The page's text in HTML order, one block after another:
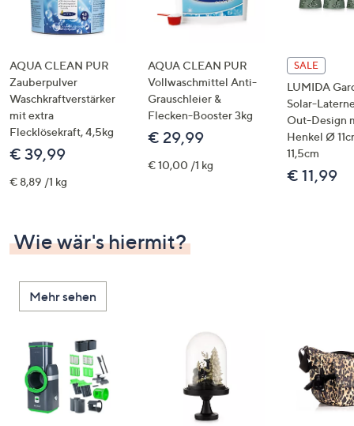
AQUA CLEAN PUR
Zauberpulver
Waschkraftverstärker
mit extra
Flecklösekraft, 4,5kg
€ 39,99
€ 8,89 /1 kg
AQUA CLEAN PUR
Vollwaschmittel Anti-
Grauschleier &
Flecken-Booster 3kg
€ 29,99
€ 10,00 /1 kg
SALE
LUMIDA
Solar-
Out-Design
Henkel Ø
11,5cm
€ 11,99
Wie wär's hiermit?
Mehr sehen